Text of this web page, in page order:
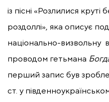
із пісні «Розлилися
роздоллі», яка описує
національно-визвольну
проводом гетьмана
перший запис був
cт. у